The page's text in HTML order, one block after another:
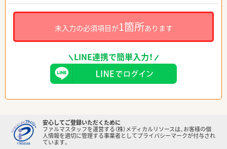
未入力の必須項目が1箇所あります
LINE連携で簡単入力！
安心してご登録いただくために
ファルマスタッフを運営する（株）メディカルリソースは、お客様の個
人情報を適切に管理する事業者としてプライバシーマークが付与され
ています。